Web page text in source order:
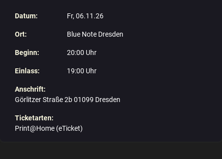
Datum: Fr, 06.11.26
Ort: Blue Note Dresden
Beginn: 20:00 Uhr
Einlass: 19:00 Uhr
Anschrift:
Görlitzer Straße 2b 01099 Dresden
Ticketarten:
Print@Home (eTicket)